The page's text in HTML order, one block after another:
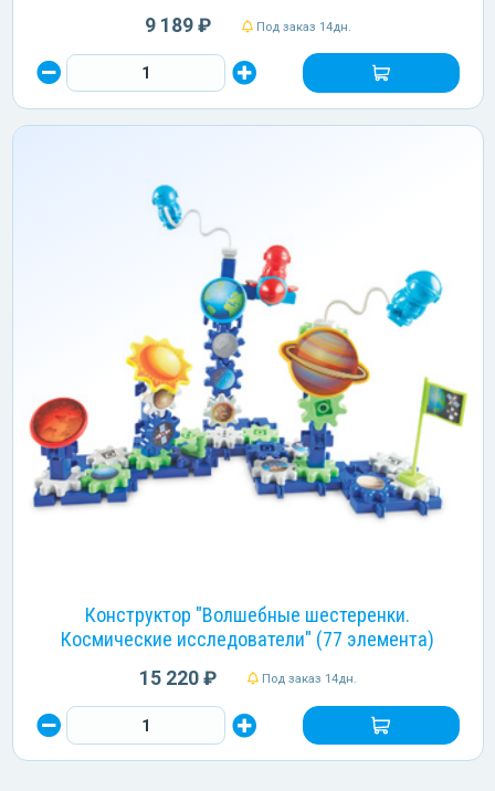
9 189 ₽ Под заказ 14дн.
Конструктор "Волшебные шестеренки.
Космические исследователи" (77 элемента)
15 220 ₽ Под заказ 14дн.